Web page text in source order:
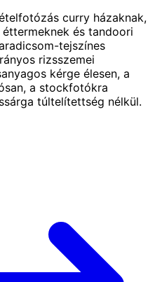
curry házaknak,
és tandoori
tejszínes
rizsszemei
kérge élesen, a
a stockfotókra
túltelítettség nélkül.